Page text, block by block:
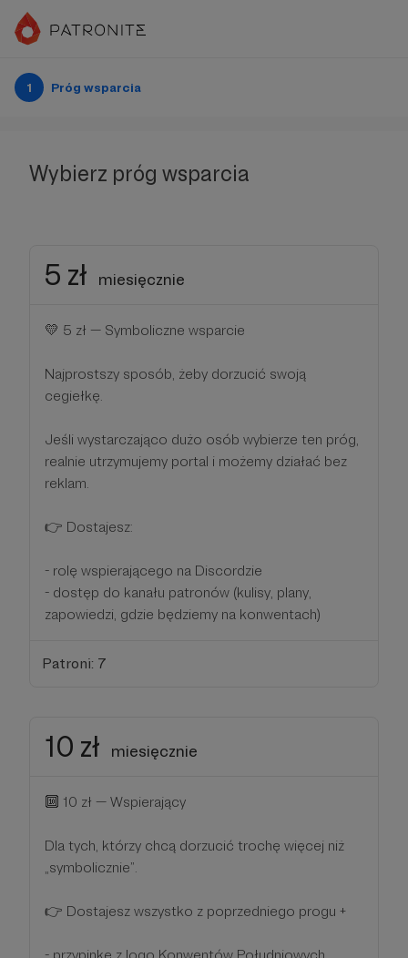
1 Próg wsparcia
Wybierz próg wsparcia
5 zł miesięcznie
💛 5 zł — Symboliczne wsparcie
Najprostszy sposób, żeby dorzucić swoją
cegiełkę.
Jeśli wystarczająco dużo osób wybierze ten próg,
realnie utrzymujemy portal i możemy działać bez
reklam.
👉 Dostajesz:
- rolę wspierającego na Discordzie
- dostęp do kanału patronów (kulisy, plany,
zapowiedzi, gdzie będziemy na konwentach)
Patroni: 7
10 zł miesięcznie
🔟 10 zł — Wspierający
Dla tych, którzy chcą dorzucić trochę więcej niż
„symbolicznie”.
👉 Dostajesz wszystko z poprzedniego progu +
- przypinkę z logo Konwentów Południowych